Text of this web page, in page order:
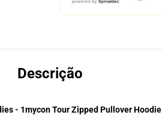
Descrição
- 1mycon Tour Zipped Pullover Hoodie